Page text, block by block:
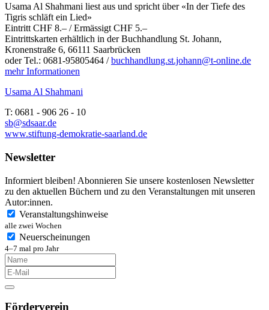
Usama Al Shahmani liest aus und spricht über «In der Tiefe des
Tigris schläft ein Lied»
Eintritt CHF 8.– / Ermässigt CHF 5.–
Eintrittskarten erhältlich in der Buchhandlung St. Johann,
Kronenstraße 6, 66111 Saarbrücken
oder Tel.: 0681-95805464 /buchhandlung.st.johann@t-online.de
mehr Informationen
Usama Al Shahmani
T: 0681 - 906 26 - 10
sb@sdsaar.de
www.stiftung-demokratie-saarland.de
Newsletter
Informiert bleiben! Abonnieren Sie unsere kostenlosen Newsletter
zu den aktuellen Büchern und zu den Veranstaltungen mit unseren
Autor:innen.
Veranstaltungshinweise
alle zwei Wochen
Neuerscheinungen
4–7 mal pro Jahr
Förderverein